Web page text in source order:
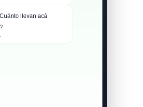
llevan acá